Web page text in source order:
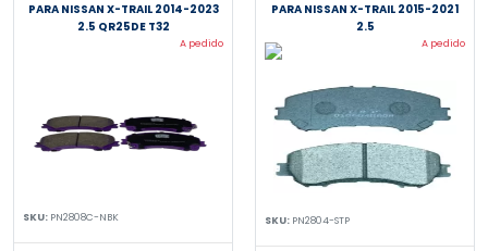
PARA NISSAN X-TRAIL 2014-2023
2.5 QR25DE T32
A pedido
SKU: PN2808C-NBK
PARA NISSAN X-TRAIL 2015-2021
2.5
A pedido
SKU: PN2804-STP